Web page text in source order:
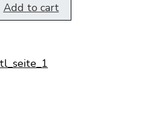
Add to cart